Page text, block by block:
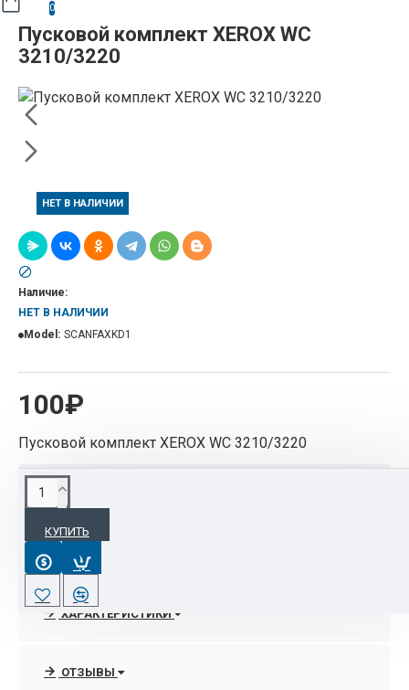
0
Пусковой комплект XEROX WC
3210/3220
НЕТ В НАЛИЧИИ
100₽
Наличие:
НЕТ В НАЛИЧИИ
Model: SCANFAXKD1
Пусковой комплект XEROX WC 3210/3220
КУПИТЬ
ОПИСАНИЕ
SCANFAXKD1 Пусковой комплект XEROX WC
3210/3220
ХАРАКТЕРИСТИКИ
ОТЗЫВЫ